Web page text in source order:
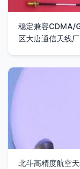
稳定兼容CDMA/
区大唐通信天线厂
北斗高精度航空